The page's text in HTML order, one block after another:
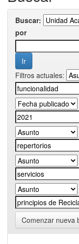
Buscar:
por
Filtros actuales:
Comenzar nueva